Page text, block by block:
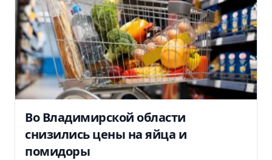
Во Владимирской области
снизились цены на яйца и
помидоры